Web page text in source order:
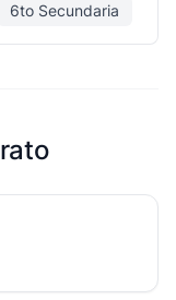
6to Secundaria